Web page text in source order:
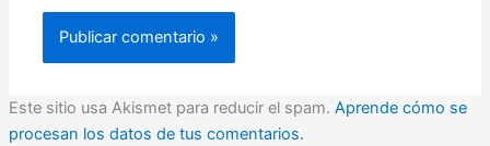
Este sitio usa Akismet para reducir el spam. Aprende cómo se
procesan los datos de tus comentarios.